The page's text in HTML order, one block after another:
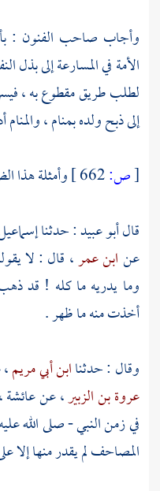
وأجاب صاحب الفنون :
الأمة في المسارعة إلى
لطلب طريق مقطوع به ،
إلى ذبح ولده بمنام ،
[ص:
وأمثلة هذا
قالأبو عبيد: حدثنا
عنابن عمر، قال : لا
وما يدريه ما كله ! قد
أخذت منه ما ظهر .
وقال : حدثناابن أبي مريم
عروة بن الزبير، عنعائشة
في زمن النبي - صلى الله
المصاحف لم يقدر منها إلا